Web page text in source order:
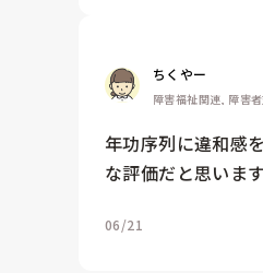
ちくやー
障害福祉関連, 障害
年功序列に違和感
な評価だと思います
06/21